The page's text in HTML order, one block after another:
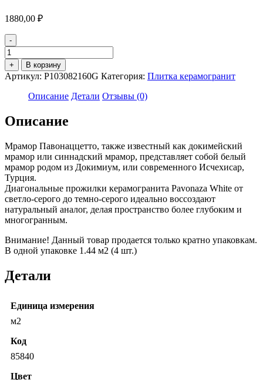
1880,00 ₽
-
Количество
товара
Плитка
керамогранитная
AZARIO
PAVONAZA
WHITE
60х60
(Плитка
керамогранитная
AZARIO
PAVONAZA
WHITE
60х60
Glossy
(E103082160G))
+ В корзину
Артикул: P103082160G Категория: Плитка керамогранит
Описание Детали Отзывы (0)
Описание
Мрамор Павонаццетто, также известный как докимейский
мрамор или синнадский мрамор, представляет собой белый
мрамор родом из Докимиум, или современного Исчехисар,
Турция.
Диагональные прожилки керамогранита Pavonaza White от
светло-серого до темно-серого идеально воссоздают
натуральный аналог, делая пространство более глубоким и
многогранным.
Внимание! Данный товар продается только кратно упаковкам.
В одной упаковке 1.44 м2 (4 шт.)
Детали
Единица измерения
м2
Код
85840
Цвет